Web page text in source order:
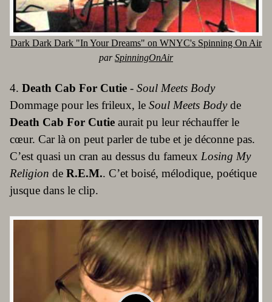
Dark Dark Dark "In Your Dreams" on WNYC's Spinning On Air
parSpinningOnAir
4. Death Cab For Cutie - Soul Meets Body
Dommage pour les frileux, le Soul Meets Bodyde
Death Cab For Cutie aurait pu leur réchauffer le
cœur. Car là on peut parler de tube et je déconne pas.
C’est quasi un cran au dessus du fameux Losing My
Religion de R.E.M.. C’et boisé, mélodique, poétique
jusque dans le clip.